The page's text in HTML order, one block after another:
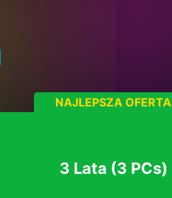
NAJLEPSZA OFERTA
3 Lata (3 PCs)